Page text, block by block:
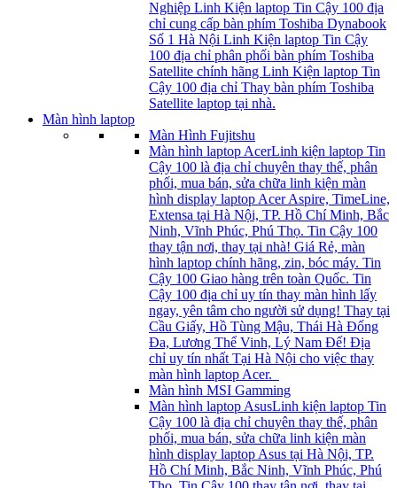
Nghiệp Linh Kiện laptop Tin Cậy 100 địa
chỉ cung cấp bàn phím Toshiba Dynabook
Số 1 Hà Nội Linh Kiện laptop Tin Cậy
100 địa chỉ phân phối bàn phím Toshiba
Satellite chính hãng Linh Kiện laptop Tin
Cậy 100 địa chỉ Thay bàn phím Toshiba
Satellite laptop tại nhà.
Màn hình laptop
Màn Hình Fujitshu
Màn hình laptop AcerLinh kiện laptop Tin
Cậy 100 là địa chỉ chuyên thay thế, phân
phối, mua bán, sửa chữa linh kiện màn
hình display laptop Acer Aspire, TimeLine,
Extensa tại Hà Nội, TP. Hồ Chí Minh, Bắc
Ninh, Vĩnh Phúc, Phú Thọ. Tin Cậy 100
thay tận nơi, thay tại nhà! Giá Rẻ, màn
hình laptop chính hãng, zin, bóc máy. Tin
Cậy 100 Giao hàng trên toàn Quốc. Tin
Cậy 100 địa chỉ uy tín thay màn hình lấy
ngay, yên tâm cho người sử dụng! Thay tại
Cầu Giấy, Hồ Tùng Mậu, Thái Hà Đống
Đa, Lương Thể Vinh, Lý Nam Đế! Địa
chỉ uy tín nhất Tại Hà Nội cho việc thay
màn hình laptop Acer.
Màn hình MSI Gamming
Màn hình laptop AsusLinh kiện laptop Tin
Cậy 100 là địa chỉ chuyên thay thế, phân
phối, mua bán, sửa chữa linh kiện màn
hình display laptop Asus tại Hà Nội, TP.
Hồ Chí Minh, Bắc Ninh, Vĩnh Phúc, Phú